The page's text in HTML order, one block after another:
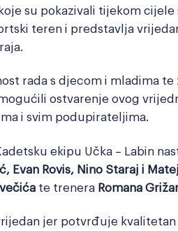
su pokazivali tijekom
teren i predstavlja
rada s djecom i mladima
ostvarenje ovog
i svim podupirateljima.
ekipu Učka – Labin
Evan Rovis, Nino Staraj i
te trenera Romana
jer potvrđuje